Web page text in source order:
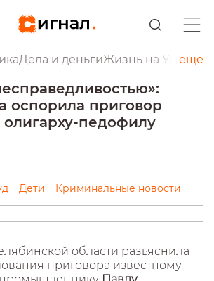
Дела и деньгиЖизнь на Урале
еще
оспорила приговор
олигарху-педофилу
Дети Криминальные новости
области разъяснила
приговора известному